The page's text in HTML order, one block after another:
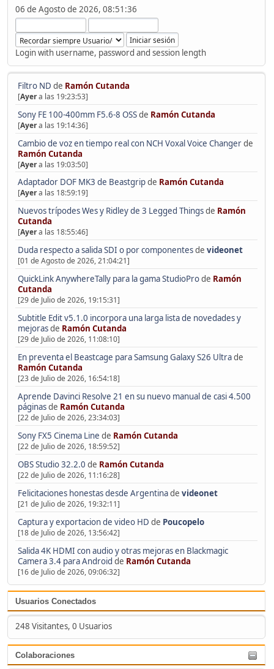
06 de Agosto de 2026, 08:51:36
Login with username, password and session length
Filtro ND de Ramón Cutanda
[Ayera las 19:23:53]
Sony FE 100-400mm F5.6-8 OSSde Ramón Cutanda
[Ayera las 19:14:36]
Cambio de voz en tiempo real con NCH Voxal Voice Changerde
Ramón Cutanda
[Ayera las 19:03:50]
Adaptador DOF MK3 de Beastgripde Ramón Cutanda
[Ayera las 18:59:19]
Nuevos trípodes Wes y Ridley de 3 Legged Thingsde Ramón
Cutanda
[Ayera las 18:55:46]
Duda respecto a salida SDI o por componentesde videonet
[01 de Agosto de 2026, 21:04:21]
QuickLink AnywhereTally para la gama StudioProde Ramón
Cutanda
[29 de Julio de 2026, 19:15:31]
Subtitle Edit v5.1.0 incorpora una larga lista de novedades y
mejorasde Ramón Cutanda
[29 de Julio de 2026, 11:08:10]
En preventa el Beastcage para Samsung Galaxy S26 Ultrade
Ramón Cutanda
[23 de Julio de 2026, 16:54:18]
Aprende Davinci Resolve 21 en su nuevo manual de casi 4.500
páginasde Ramón Cutanda
[22 de Julio de 2026, 23:34:03]
Sony FX5 Cinema Line de Ramón Cutanda
[22 de Julio de 2026, 18:59:52]
OBS Studio 32.2.0 de Ramón Cutanda
[22 de Julio de 2026, 11:16:28]
Felicitaciones honestas desde Argentinade videonet
[21 de Julio de 2026, 19:32:11]
Captura y exportacion de video HD de Poucopelo
[18 de Julio de 2026, 13:56:42]
Salida 4K HDMI con audio y otras mejoras en Blackmagic
Camera 3.4 para Android de Ramón Cutanda
[16 de Julio de 2026, 09:06:32]
Usuarios Conectados
248 Visitantes, 0 Usuarios
Colaboraciones